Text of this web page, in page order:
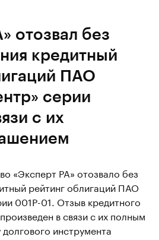
отозвал без
кредитный
ПАО
серии
с их
«Эксперт РА» отозвало без
рейтинг облигаций ПАО
001Р-01. Отзыв кредитного
в связи с их полным
инструмента